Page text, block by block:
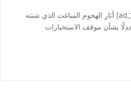
من صحيفة اشراق العالم 24:[ad_1] أثار الهجوم المباغت الذي شنته
بشأن موقف الاستخبارات